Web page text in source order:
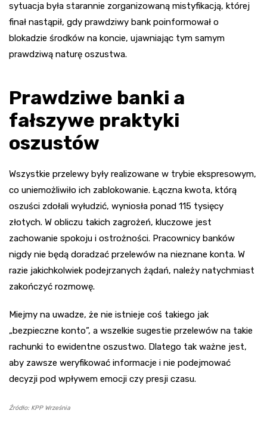
sytuacja była starannie zorganizowaną mistyfikacją, której
finał nastąpił, gdy prawdziwy bank poinformował o
blokadzie środków na koncie, ujawniając tym samym
prawdziwą naturę oszustwa.
Prawdziwe banki a
fałszywe praktyki
oszustów
Wszystkie przelewy były realizowane w trybie ekspresowym,
co uniemożliwiło ich zablokowanie. Łączna kwota, którą
oszuści zdołali wyłudzić, wyniosła ponad 115 tysięcy
złotych. W obliczu takich zagrożeń, kluczowe jest
zachowanie spokoju i ostrożności. Pracownicy banków
nigdy nie będą doradzać przelewów na nieznane konta. W
razie jakichkolwiek podejrzanych żądań, należy natychmiast
zakończyć rozmowę.
Miejmy na uwadze, że nie istnieje coś takiego jak
„bezpieczne konto”, a wszelkie sugestie przelewów na takie
rachunki to ewidentne oszustwo. Dlatego tak ważne jest,
aby zawsze weryfikować informacje i nie podejmować
decyzji pod wpływem emocji czy presji czasu.
Źródło: KPP Września